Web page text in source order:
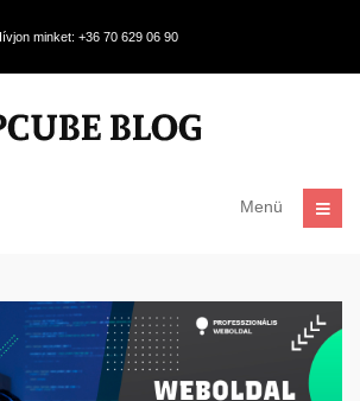
minket: +36 70 629 06 90
Menü